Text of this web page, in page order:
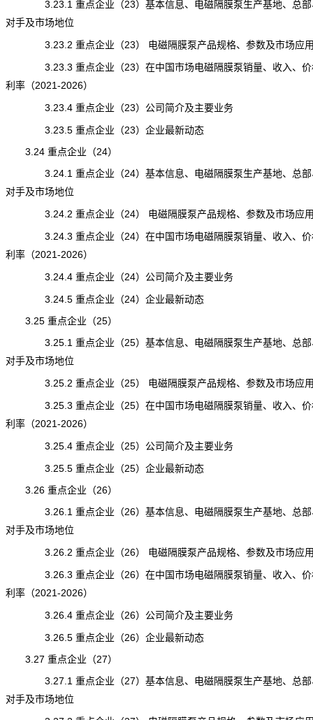
3.23.1 重点企业（23）基本信息、电磁隔膜泵生产基地、总部
对手及市场地位
3.23.2 重点企业（23） 电磁隔膜泵产品规格、参数及市场应
3.23.3 重点企业（23）在中国市场电磁隔膜泵销量、收入、价
利率（2021-2026）
3.23.4 重点企业（23）公司简介及主要业务
3.23.5 重点企业（23）企业最新动态
3.24 重点企业（24）
3.24.1 重点企业（24）基本信息、电磁隔膜泵生产基地、总部
对手及市场地位
3.24.2 重点企业（24） 电磁隔膜泵产品规格、参数及市场应
3.24.3 重点企业（24）在中国市场电磁隔膜泵销量、收入、价
利率（2021-2026）
3.24.4 重点企业（24）公司简介及主要业务
3.24.5 重点企业（24）企业最新动态
3.25 重点企业（25）
3.25.1 重点企业（25）基本信息、电磁隔膜泵生产基地、总部
对手及市场地位
3.25.2 重点企业（25） 电磁隔膜泵产品规格、参数及市场应
3.25.3 重点企业（25）在中国市场电磁隔膜泵销量、收入、价
利率（2021-2026）
3.25.4 重点企业（25）公司简介及主要业务
3.25.5 重点企业（25）企业最新动态
3.26 重点企业（26）
3.26.1 重点企业（26）基本信息、电磁隔膜泵生产基地、总部
对手及市场地位
3.26.2 重点企业（26） 电磁隔膜泵产品规格、参数及市场应
3.26.3 重点企业（26）在中国市场电磁隔膜泵销量、收入、价
利率（2021-2026）
3.26.4 重点企业（26）公司简介及主要业务
3.26.5 重点企业（26）企业最新动态
3.27 重点企业（27）
3.27.1 重点企业（27）基本信息、电磁隔膜泵生产基地、总部
对手及市场地位